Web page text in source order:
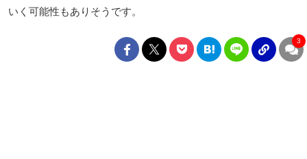
いく可能性もありそうです。
3